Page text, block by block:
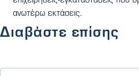
ανωτέρω εκτάσεις.
Διαβάστε επίσης